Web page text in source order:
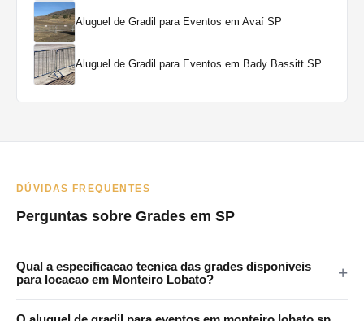
Aluguel de Gradil para Eventos em Avaí SP
Aluguel de Gradil para Eventos em Bady Bassitt SP
DÚVIDAS FREQUENTES
Perguntas sobre Grades em SP
Qual a especificacao tecnica das grades disponiveis
para locacao em Monteiro Lobato?